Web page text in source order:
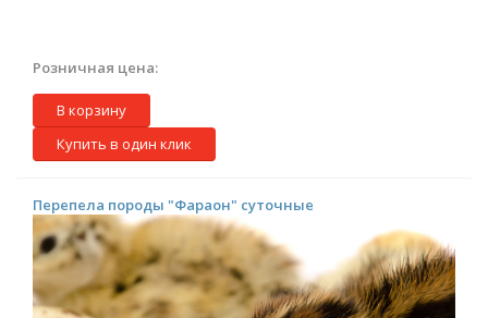
Розничная цена:
В корзину
Купить в один клик
Перепела породы "Фараон" суточные